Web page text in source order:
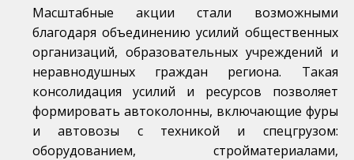
Масштабные акции стали возможными
благодаря объединению усилий общественных
организаций, образовательных учреждений и
неравнодушных граждан региона. Такая
консолидация усилий и ресурсов позволяет
формировать автоколонны, включающие фуры
и автовозы с техникой и спецгрузом:
оборудованием, стройматериалами,